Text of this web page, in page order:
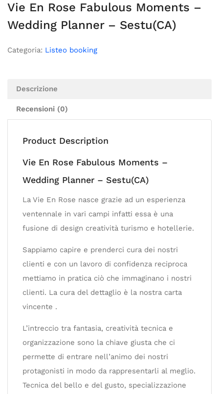
Vie En Rose Fabulous Moments –
Wedding Planner – Sestu(CA)
Categoria: Listeo booking
Descrizione
Recensioni (0)
Product Description
Vie En Rose Fabulous Moments –
Wedding Planner – Sestu(CA)
La Vie En Rose nasce grazie ad un esperienza
ventennale in vari campi infatti essa è una
fusione di design creatività turismo e hotellerie.
Sappiamo capire e prenderci cura dei nostri
clienti e con un lavoro di confidenza reciproca
mettiamo in pratica ciò che immaginano i nostri
clienti. La cura del dettaglio è la nostra carta
vincente .
L’intreccio tra fantasia, creatività tecnica e
organizzazione sono la chiave giusta che ci
permette di entrare nell’animo dei nostri
protagonisti in modo da rappresentarli al meglio.
Tecnica del bello e del gusto, specializzazione